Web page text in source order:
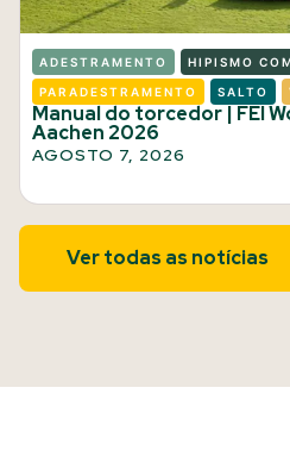
ADESTRAMENTO HIPISMO
PARADESTRAMENTO SALTO
Manual do torcedor | FEI
Aachen 2026
AGOSTO 7, 2026
Ver todas as notícias